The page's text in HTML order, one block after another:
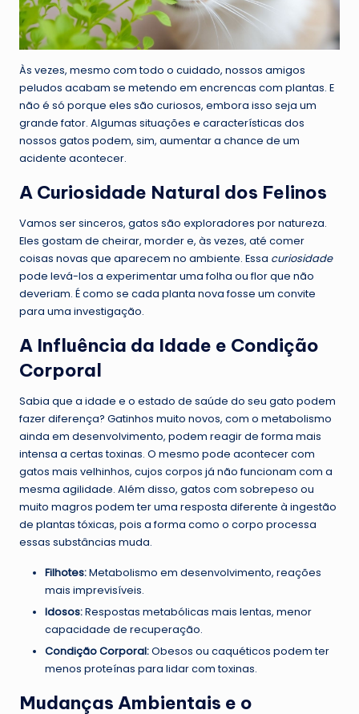
Às vezes, mesmo com todo o cuidado, nossos amigos
peludos acabam se metendo em encrencas com plantas. E
não é só porque eles são curiosos, embora isso seja um
grande fator. Algumas situações e características dos
nossos gatos podem, sim, aumentar a chance de um
acidente acontecer.
A Curiosidade Natural dos Felinos
Vamos ser sinceros, gatos são exploradores por natureza.
Eles gostam de cheirar, morder e, às vezes, até comer
coisas novas que aparecem no ambiente. Essa curiosidade
pode levá-los a experimentar uma folha ou flor que não
deveriam. É como se cada planta nova fosse um convite
para uma investigação.
A Influência da Idade e Condição
Corporal
Sabia que a idade e o estado de saúde do seu gato podem
fazer diferença? Gatinhos muito novos, com o metabolismo
ainda em desenvolvimento, podem reagir de forma mais
intensa a certas toxinas. O mesmo pode acontecer com
gatos mais velhinhos, cujos corpos já não funcionam com a
mesma agilidade. Além disso, gatos com sobrepeso ou
muito magros podem ter uma resposta diferente à ingestão
de plantas tóxicas, pois a forma como o corpo processa
essas substâncias muda.
Filhotes:Metabolismo em desenvolvimento, reações
mais imprevisíveis.
Idosos:Respostas metabólicas mais lentas, menor
capacidade de recuperação.
Condição Corporal:Obesos ou caquéticos podem ter
menos proteínas para lidar com toxinas.
Mudanças Ambientais e o